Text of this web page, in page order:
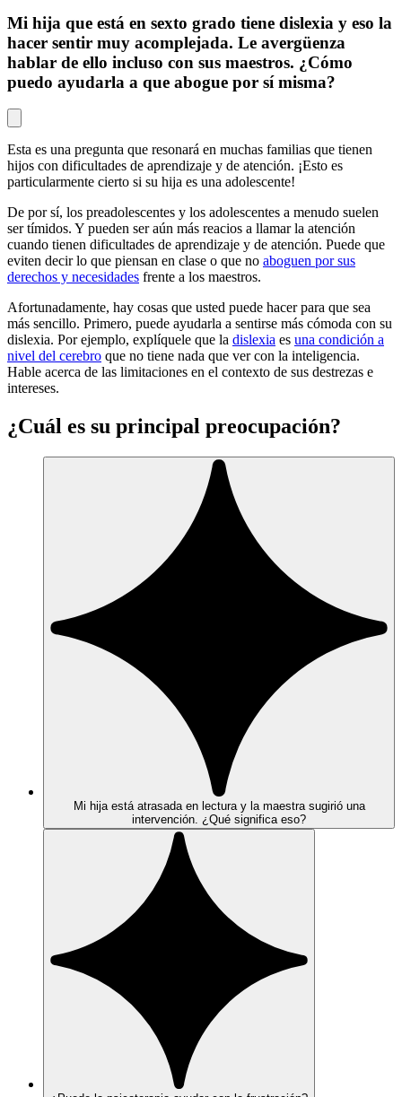
Mi hija que está en sexto grado tiene dislexia y eso la
hacer sentir muy acomplejada. Le avergüenza
hablar de ello incluso con sus maestros. ¿Cómo
puedo ayudarla a que abogue por sí misma?
Esta es una pregunta que resonará en muchas familias que tienen
hijos con dificultades de aprendizaje y de atención. ¡Esto es
particularmente cierto si su hija es una adolescente!
De por sí, los preadolescentes y los adolescentes a menudo suelen
ser tímidos. Y pueden ser aún más reacios a llamar la atención
cuando tienen dificultades de aprendizaje y de atención. Puede que
eviten decir lo que piensan en clase o que no aboguen por sus
derechos y necesidades frente a los maestros.
Afortunadamente, hay cosas que usted puede hacer para que sea
más sencillo. Primero, puede ayudarla a sentirse más cómoda con su
dislexia. Por ejemplo, explíquele que la dislexia es una condición a
nivel del cerebro que no tiene nada que ver con la inteligencia.
Hable acerca de las limitaciones en el contexto de sus destrezas e
intereses.
¿Cuál es su principal preocupación?
Mi hija está atrasada en lectura y la maestra sugirió una
intervención. ¿Qué significa eso?